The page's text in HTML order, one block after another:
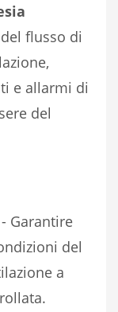
flusso di
e allarmi di
del
- Garantire
del
a